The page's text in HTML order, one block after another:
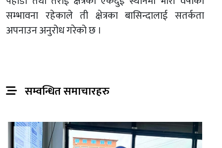
सम्भावना रहेकाले ती क्षेत्रका बासिन्दालाई सतर्कता
अपनाउन अनुरोध गरेको छ ।
सम्वन्धित समाचारहरु